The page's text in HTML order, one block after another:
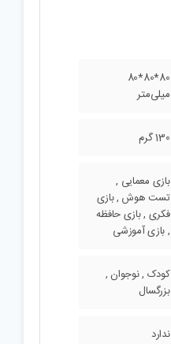
80*80*80
میلی‌متر
130 گرم
بازی معمایی ,
تست هوش , بازی
فکری , بازی حافظه
, بازی آموزشی
کودک , نوجوان ,
بزرگسال
ندارد